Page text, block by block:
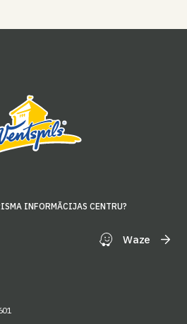
INFORMĀCIJAS CENTRU?
Waze